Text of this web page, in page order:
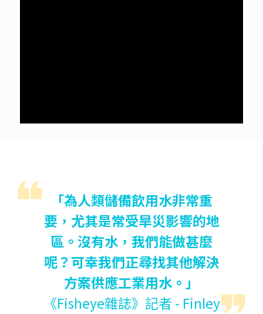
「為人類儲備飲用水非常重
要，尤其是常受旱災影響的地
區。沒有水，我們能做甚麼
呢？可幸我們正尋找其他解決
方案供應工業用水。」
《Fisheye雜誌》記者 - Finley